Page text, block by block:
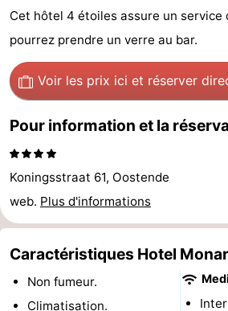
minutes
Plages
et
faire
Lieux
d'intérêt
-
Musées
-
Monuments
-
Cet hôtel 4 étoiles assure un service
pourrez prendre un verre au bar.
Voir les prix ici et réserver
Pour information et la
Koningsstraat 61, Oostende
web. Plus d'informations
Caractéristiques Hotel
Non fumeur.
Climatisation.